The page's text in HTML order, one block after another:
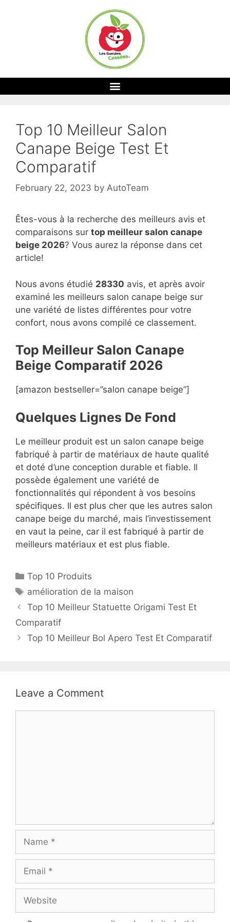
Top 10 Meilleur Salon
Canape Beige Test Et
Comparatif
February 22, 2023 by AutoTeam
Êtes-vous à la recherche des meilleurs avis et
comparaisons sur top meilleur salon canape
beige 2026? Vous aurez la réponse dans cet
article!
Nous avons étudié 28330 avis, et après avoir
examiné les meilleurs salon canape beige sur
une variété de listes différentes pour votre
confort, nous avons compilé ce classement.
Top Meilleur Salon Canape
Beige Comparatif 2026
[amazon bestseller=”salon canape beige”]
Quelques Lignes De Fond
Le meilleur produit est un salon canape beige
fabriqué à partir de matériaux de haute qualité
et doté d’une conception durable et fiable. Il
possède également une variété de
fonctionnalités qui répondent à vos besoins
spécifiques. Il est plus cher que les autres salon
canape beige du marché, mais l’investissement
en vaut la peine, car il est fabriqué à partir de
meilleurs matériaux et est plus fiable.
Top 10 Produits
amélioration de la maison
Top 10 Meilleur Statuette Origami Test Et
Comparatif
Top 10 Meilleur Bol Apero Test Et Comparatif
Leave a Comment